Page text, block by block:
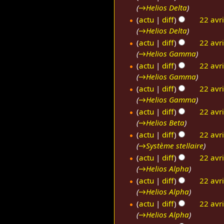
c
a
t
i
o
n
s
d
e
s
m
o
d
i
f
i
c
a
t
i
o
n
s
é
d
e
s
m
o
d
i
f
i
c
a
t
i
o
n
s
→Helios Delta
actu
diff 22
→Helios Delta
actu
diff 22
→Helios Gamma
actu
diff 22
→Helios Gamma
actu
diff 22
→Helios Gamma
actu
diff 22
→Helios Beta
actu
diff 22
→Système stellaire
actu
diff 22
→Helios Alpha
actu
diff 22
→Helios Alpha
actu
diff 22
→Helios Alpha